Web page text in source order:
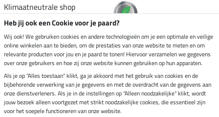
Klimaatneutrale shop
Verzending per
Veilig betalen met
Impressum
Heb jij ook een Cookie voor je paard?
Wij ook! We gebruiken cookies en andere technologieën om je een optimale en veilige
online winkelen aan te bieden, om de prestaties van onze website te meten en om
relevante producten voor jou en je paard te tonen! Hiervoor verzamelen we gegevens
over onze gebruikers en hoe zij onze website kunnen gebruiken op hun apparaten.
Als je op "Alles toestaan" klikt, ga je akkoord met het gebruik van cookies en de
bijbehorende verwerking van je gegevens en met de overdracht van de gegevens aan
onze dienstverleners. Als je in de instellingen op "Alleen noodzakelijke" klikt, wordt
jouw bezoek alleen voortgezet met strikt noodzakelijke cookies, die essentieel zijn
voor het soepele functioneren van onze website.